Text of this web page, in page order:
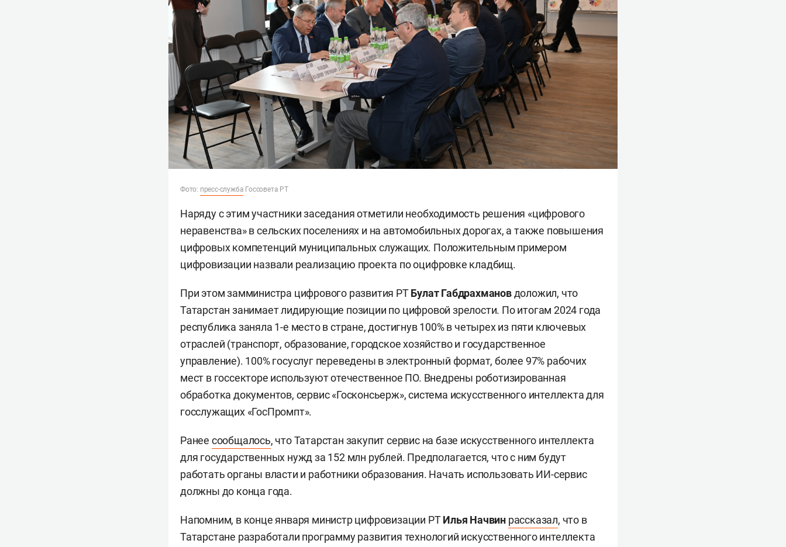
Фото: пресс-служба Госсовета РТ
Наряду с этим участники заседания отметили необходимость решения «цифрового
неравенства» в сельских поселениях и на автомобильных дорогах, а также повышения
цифровых компетенций муниципальных служащих. Положительным примером
цифровизации назвали реализацию проекта по оцифровке кладбищ.
При этом замминистра цифрового развития РТБулат Габдрахмановдоложил, что
Татарстан занимает лидирующие позиции по цифровой зрелости. По итогам 2024 года
республика заняла 1-е место в стране, достигнув 100% в четырех из пяти ключевых
отраслей (транспорт, образование, городское хозяйство и государственное
управление). 100% госуслуг переведены в электронный формат, более 97% рабочих
мест в госсекторе используют отечественное ПО. Внедрены роботизированная
обработка документов, сервис «Госконсьерж», система искусственного интеллекта для
госслужащих «ГосПромпт».
Ранее сообщалось, что Татарстан закупит сервис на базе искусственного интеллекта
для государственных нужд за 152 млн рублей. Предполагается, что с ним будут
работать органы власти и работники образования. Начать использовать ИИ-сервис
должны до конца года.
Напомним, в конце января министр цифровизации РТИлья Начвин рассказал, что в
Татарстане разработали программу развития технологий искусственного интеллекта